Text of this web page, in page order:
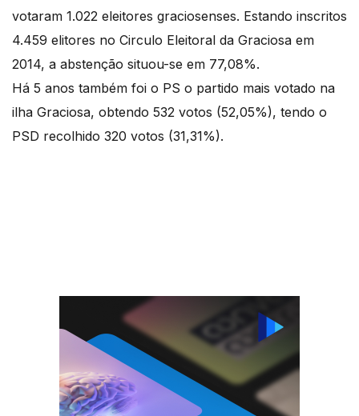
votaram 1.022 eleitores graciosenses. Estando inscritos
4.459 elitores no Circulo Eleitoral da Graciosa em
2014, a abstenção situou-se em 77,08%.
Há 5 anos também foi o PS o partido mais votado na
ilha Graciosa, obtendo 532 votos (52,05%), tendo o
PSD recolhido 320 votos (31,31%).